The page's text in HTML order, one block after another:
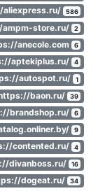
586
store.ru/ 2
anecole.com 6
aptekiplus.ru/ 4
autospot.ru/ 1
baon.ru/ 39
brandshop.ru/ 6
9
contented.ru/ 4
divanboss.ru/ 16
dogeat.ru/ 34